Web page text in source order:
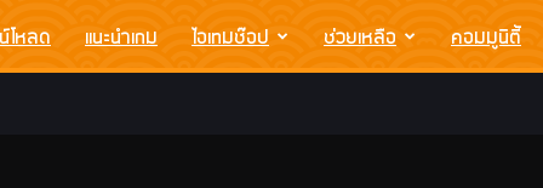
โหลด แนะนำเกม ไอเทมช๊อป ช่วยเหลือ คอมมูนิตี้